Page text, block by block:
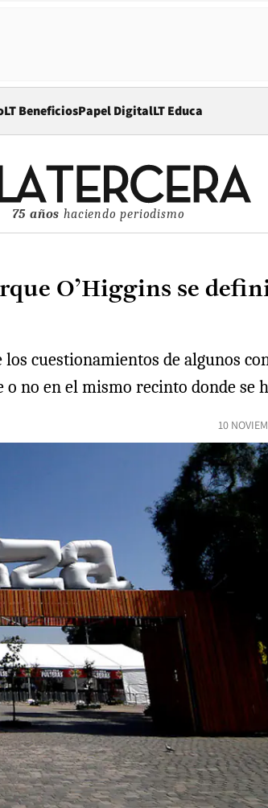
LT BeneficiosPapel DigitalOpens in new window
LT Educa
75 años haciendo periodismo
O’Higgins se
cuestionamientos de algunos
no en el mismo recinto donde se
10